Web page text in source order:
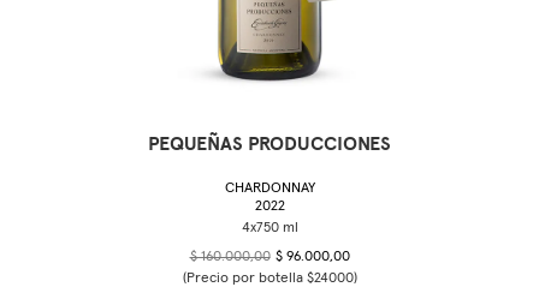
PEQUEÑAS PRODUCCIONES
CHARDONNAY
2022
$ 160.000,00 $ 96.000,00
(Precio por botella $24000)